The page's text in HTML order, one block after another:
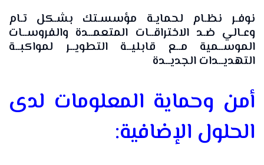
نوفـر نظـام لحمايـة مؤسسـتك بشـكل تـام
وعـالي ضـد الاختراقــات المتعمــدة والفروســات
الموســمية مــع قابليــة التطويــر لمواكبــة
التهديــدات الجديــدة
أمن وحماية المعلومات لدى
الحلول الإضافية: